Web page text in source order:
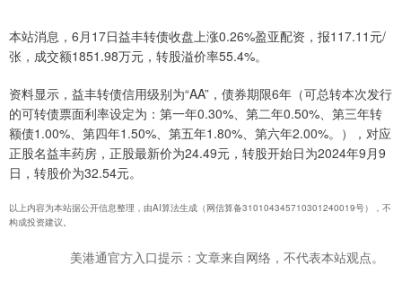
本站消息，6月17日益丰转债收盘上涨0.26%盈亚配资，报117.11元/
张，成交额1851.98万元，转股溢价率55.4%。
资料显示，益丰转债信用级别为“AA”，债券期限6年（可总转本次发行
的可转债票面利率设定为：第一年0.30%、第二年0.50%、第三年转
额债1.00%、第四年1.50%、第五年1.80%、第六年2.00%。），对应
正股名益丰药房，正股最新价为24.49元，转股开始日为2024年9月9
日，转股价为32.54元。
以上内容为本站据公开信息整理，由AI算法生成（网信算备310104345710301240019号），不
构成投资建议。
美港通官方入口提示：文章来自网络，不代表本站观点。